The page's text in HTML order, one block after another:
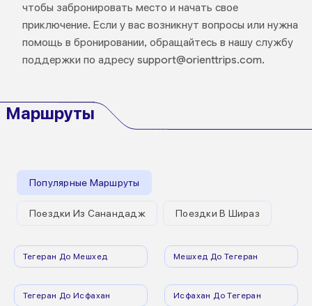
чтобы забронировать место и начать свое
приключение. Если у вас возникнут вопросы или нужна
помощь в бронировании, обращайтесь в нашу службу
поддержки по адресу support@orienttrips.com.
Маршруты
Популярные Маршруты
Поездки Из Санандадж Поездки В Шираз
Тегеран До Мешхед Мешхед До Тегеран
Тегеран До Исфахан Исфахан До Тегеран